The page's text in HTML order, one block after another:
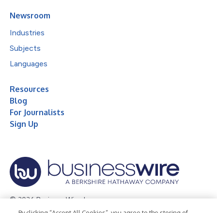
Newsroom
Industries
Subjects
Languages
Resources
Blog
For Journalists
Sign Up
© 2026 Business Wire, Inc.